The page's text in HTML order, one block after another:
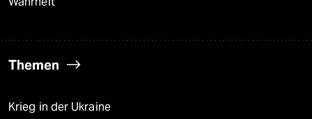
Themen
Krieg in der Ukraine